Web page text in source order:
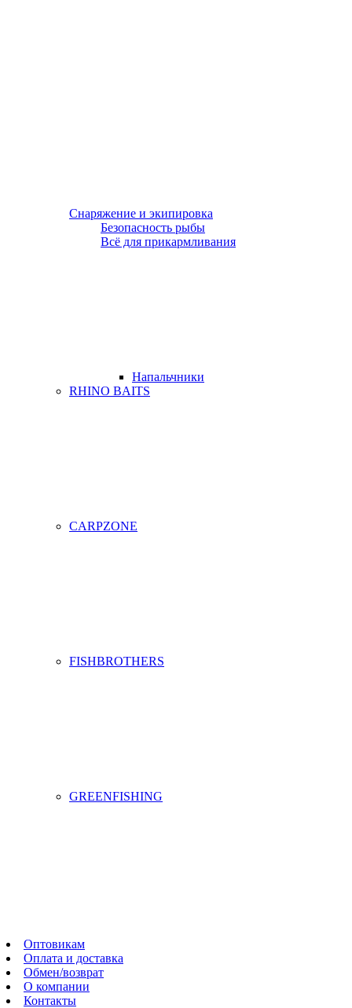
Снаряжение и экипировка
Безопасность рыбы
Всё для прикармливания
Напальчники
RHINO BAITS
CARPZONE
FISHBROTHERS
GREENFISHING
Оптовикам
Оплата и доставка
Обмен/возврат
О компании
Контакты